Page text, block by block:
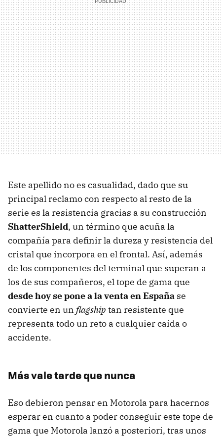
Este apellido no es casualidad, dado que su
principal reclamo con respecto al resto de la
serie es la resistencia gracias a su construcción
ShatterShield, un término que acuña la
compañía para definir la dureza y resistencia del
cristal que incorpora en el frontal. Así, además
de los componentes del terminal que superan a
los de sus compañeros, el tope de gama que
desde hoy se pone a la venta en España se
convierte en un flagship tan resistente que
representa todo un reto a cualquier caída o
accidente.
Más vale tarde que nunca
Eso debieron pensar en Motorola para hacernos
esperar en cuanto a poder conseguir este tope de
gama que Motorola lanzó a posteriori, tras unos